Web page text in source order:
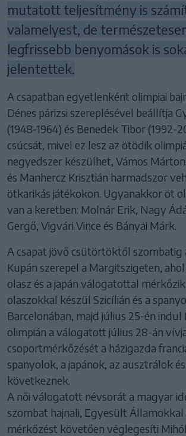
mutatott teljesítmény is
valamelyest, de
legfrissebb benyomások is
jelentettek.
A csapatban egyetlenként olimpiai
Dénes párizsi szereplésével beállítja
(1948-1964) és Benedek Tibor (1992-
csúcsát, mivel ez lesz az ötödik
negyedszer készülhet, Vámos
és Manhercz Krisztián harmadszor
ötkarikás játékokon. Ugyanakkor öt
van a keretben: Molnár Erik, Nagy
Gergő, Vigvári Vince és Bányai Márk.
A csapat jövő csütörtöktől szombatig
Kupán szerepel a Margitszigeten, ahol
olasz és a japán válogatottal
olaszokkal készül Szicílián és a
Barcelonában, majd július 25-én indul
olimpián a válogatott július 28-án
csoportmérkőzését a házigazda
spanyolok, a japánok, az ausztrálok
következnek.
A női válogatott névsorát a magyar
szombat hajnali, Egyesült
mérkőzést követően véglegesíti